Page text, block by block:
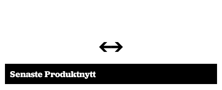
Senaste Produktnytt